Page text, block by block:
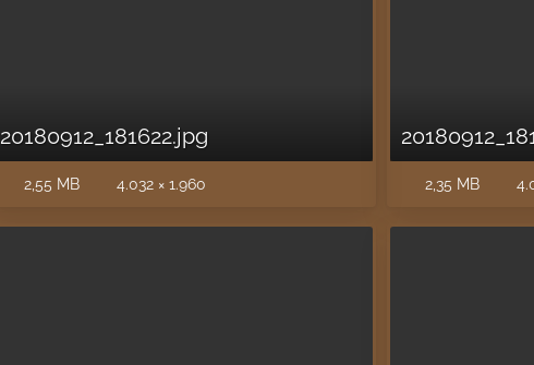
20180912_181622.jpg
2,55 MB 4.032 × 1.960 2,35 MB